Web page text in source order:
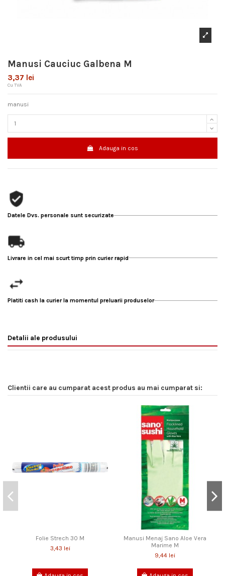
Manusi Cauciuc Galbena M
3,37 lei
Cu TVA
manusi
Adauga in cos
Datele Dvs. personale sunt securizate
Livrare in cel mai scurt timp prin curier rapid
Platiti cash la curier la momentul preluarii produselor
Detalii ale produsului
Clientii care au cumparat acest produs au mai cumparat si:
Folie Strech 30 M
3,43 lei
Manusi Menaj Sano Aloe Vera
Marime M
9,44 lei